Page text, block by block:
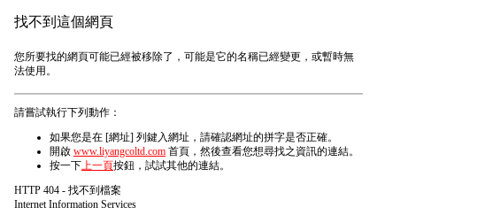
找不到這個網頁
您所要找的網頁可能已經被移除了，可能是它的名稱已經變更，或暫時無
法使用。
請嘗試執行下列動作：
如果您是在 [網址] 列鍵入網址，請確認網址的拼字是否正確。
開啟 www.liyangcoltd.com 首頁，然後查看您想尋找之資訊的連結。
按一下上一頁按鈕，試試其他的連結。
HTTP 404 - 找不到檔案
Internet Information Services